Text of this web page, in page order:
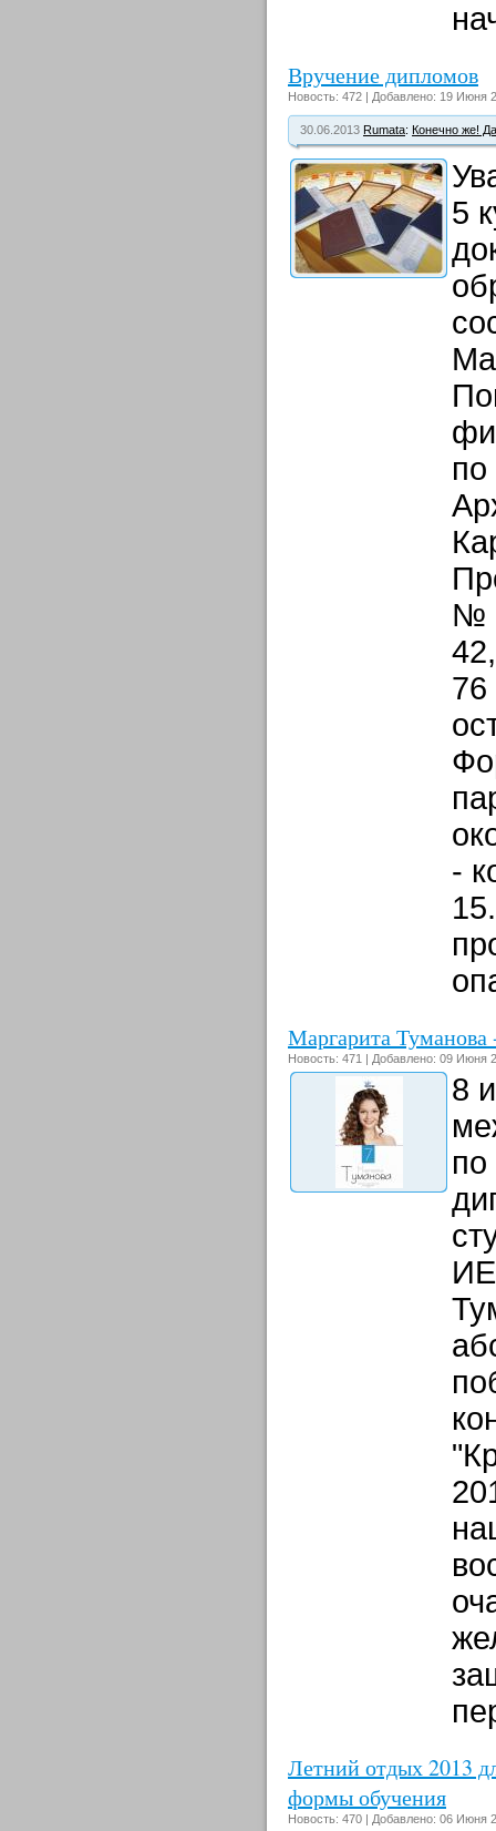
Вручение дипломов
Новость: 472 | Добавлено: 19 Июня
30.06.2013 Rumata: Конечно же!
5
по
№
76
-
Маргарита
Новость: 471 | Добавлено: 09 Июня
8
по
Летний отдых 2013
формы обучения
Новость: 470 | Добавлено: 06 Июня